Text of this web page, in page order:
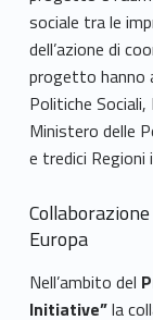
e
g
i
o
n
i
/
sociale tra le
dell’azione di
progetto hanno
Politiche
Ministero delle
e tredici Regioni
Europa
Nell’ambito del
Initiative”la